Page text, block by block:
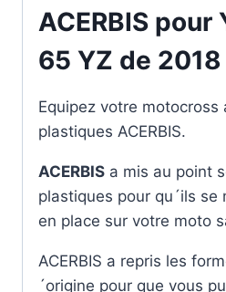
ACERBIS pour
65 YZ de
Equipez votre motocross
plastiques ACERBIS.
ACERBIS a mis au point
plastiques pour qu´ils
en place sur votre moto
ACERBIS a repris les
´origine pour que vous